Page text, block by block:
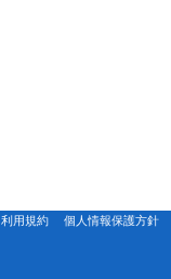
利用規約 個人情報保護方針